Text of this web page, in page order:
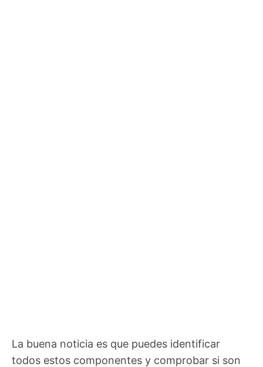
La buena noticia es que puedes identificar
todos estos componentes y comprobar si son